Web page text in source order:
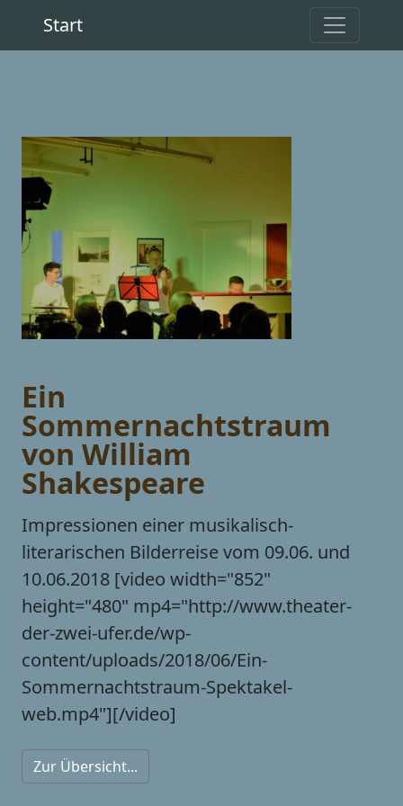
Start
Ein
Sommernachtstraum
von William
Shakespeare
Impressionen einer musikalisch-
literarischen Bilderreise vom 09.06. und
10.06.2018 [video width="852"
height="480" mp4="http://www.theater-
der-zwei-ufer.de/wp-
content/uploads/2018/06/Ein-
Sommernachtstraum-Spektakel-
web.mp4"][/video]
Zur Übersicht...